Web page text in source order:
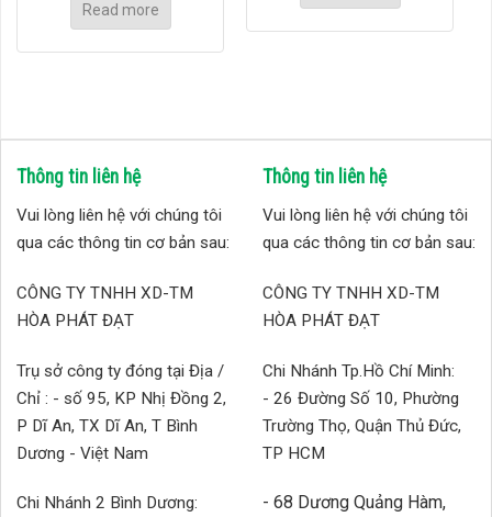
Read more
Thông tin liên hệ
Vui lòng liên hệ với chúng tôi
qua các thông tin cơ bản sau:
CÔNG TY TNHH XD-TM
HÒA PHÁT ĐẠT
Trụ sở công ty đóng tại Địa /
Chỉ : - số 95, KP Nhị Đồng 2,
P Dĩ An, TX Dĩ An, T Bình
Dương - Việt Nam
Chi Nhánh 2 Bình Dương:
Thông tin liên hệ
Vui lòng liên hệ với chúng tôi
qua các thông tin cơ bản sau:
CÔNG TY TNHH XD-TM
HÒA PHÁT ĐẠT
Chi Nhánh Tp.Hồ Chí Minh:
- 26 Đường Số 10, Phường
Trường Thọ, Quận Thủ Đức,
TP HCM
- 68 Dương Quảng Hàm,